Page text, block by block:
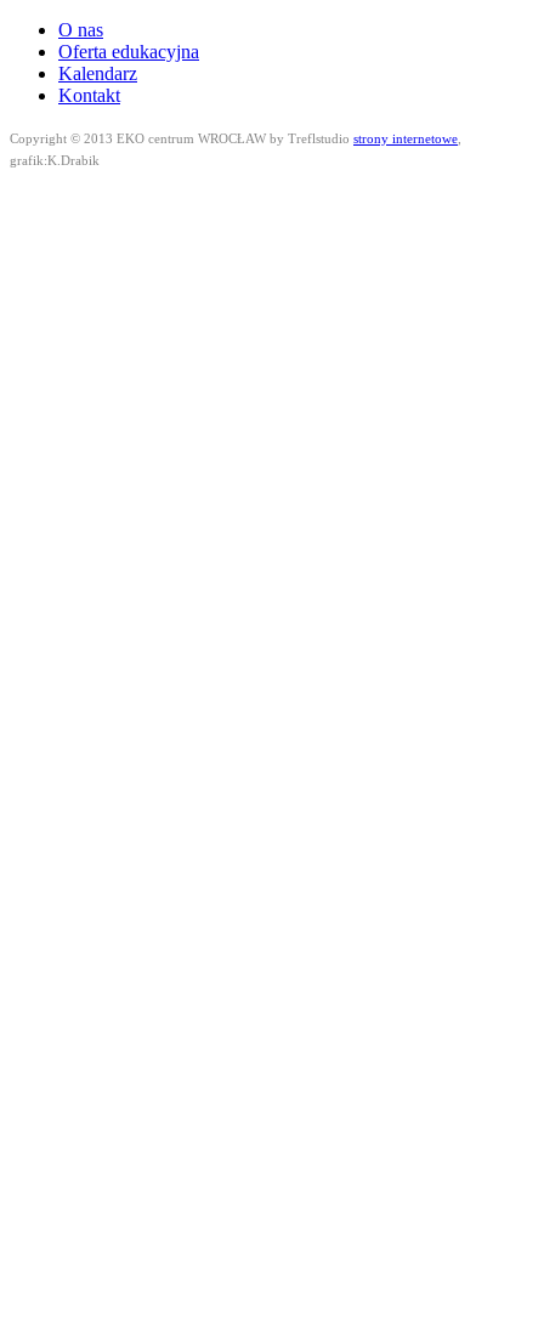
O nas
Oferta edukacyjna
Kalendarz
Kontakt
Copyright © 2013 EKO centrum WROCŁAW by Treflstudio strony internetowe
grafik:K.Drabik